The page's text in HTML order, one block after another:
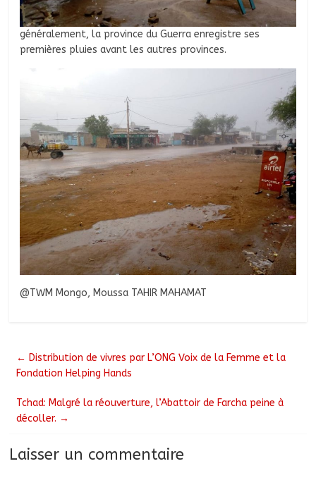
généralement, la province du Guerra enregistre ses
premières pluies avant les autres provinces.
@TWM Mongo, Moussa TAHIR MAHAMAT
← Distribution de vivres par L’ONG Voix de la Femme et la
Fondation Helping Hands
Tchad: Malgré la réouverture, l’Abattoir de Farcha peine à
décoller. →
Laisser un commentaire